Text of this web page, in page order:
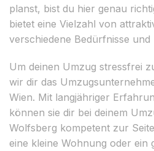
planst, bist du hier genau
bietet eine Vielzahl von
verschiedene Bedürfnisse und
Um deinen Umzug stressfrei
wir dir das
Wien. Mit langjähriger
können sie dir bei deinem
Wolfsberg kompetent zur
eine kleine Wohnung oder ein